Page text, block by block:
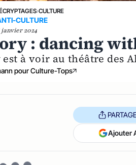
›CULTURE
CULTURE
janvier 2024
: dancing
à voir au théâtre des
pour Culture-Tops
Ajouter